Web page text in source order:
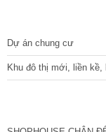
Dự án chung cư
Khu đô thị mới, liền kề,